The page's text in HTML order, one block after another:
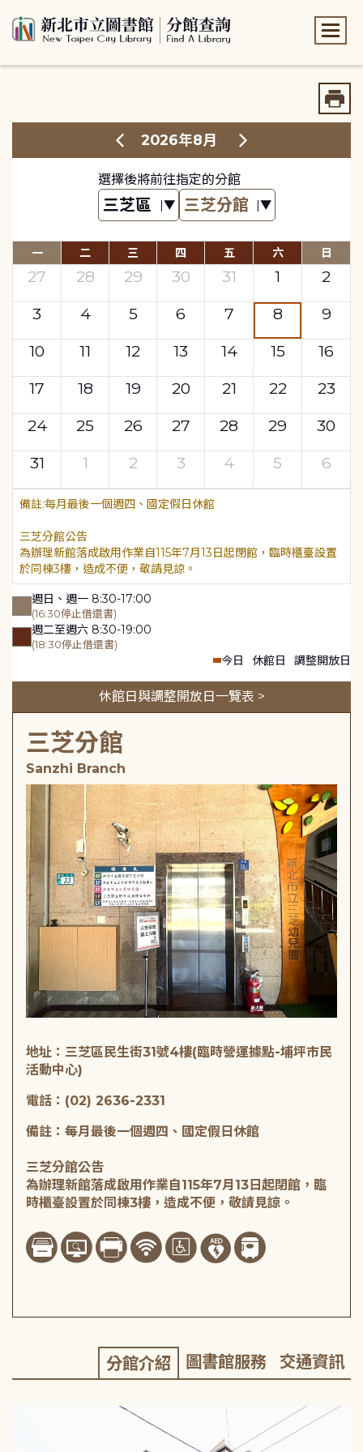
2026年8月
選擇後將前往指定的分館
一 二 三 四 五 六 日
27 28 29 30 31 1
2
3
4 5 6 7 8
9
10
11 12 13 14 15
16
17
18 19 20 21 22
23
24
25 26 27 28 29
30
31
1 2 3 4 5 6
每月最後一個週四、國定假日休館
三芝分館公告
為辦理新館落成啟用作業自115年7月13日起閉館，臨時櫃臺設置
於同棟3樓，造成不便，敬請見諒。
週日、週一 8:30-17:00
(16:30停止借還書)
週二至週六 8:30-19:00
(18:30停止借還書)
今日 休館日 調整開放日
休館日與調整開放日一覽表 >
三芝分館
Sanzhi Branch
地址：三芝區民生街31號4樓(臨時營運據點-埔坪市民
活動中心)
電話：(02) 2636-2331
備註：每月最後一個週四、國定假日休館
三芝分館公告
為辦理新館落成啟用作業自115年7月13日起閉館，臨
時櫃臺設置於同棟3樓，造成不便，敬請見諒。
分館介紹 圖書館服務 交通資訊